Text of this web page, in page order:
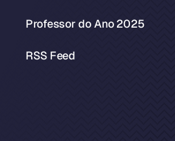
Professor do Ano 2025
RSS Feed